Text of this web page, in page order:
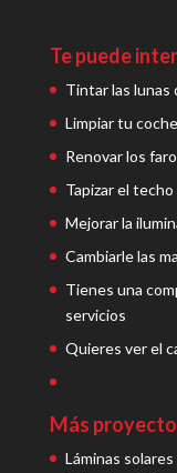
Te puede
Tintar las lunas
Limpiar tu coche
Renovar los
Tapizar el
Mejorar la
Cambiarle las
Tienes una
servicios
Quieres ver el
Más
Láminas